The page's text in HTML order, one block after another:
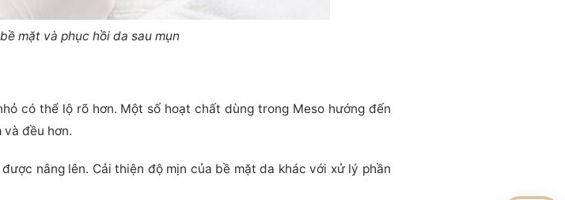
mặt và phục hồi da sau mụn
có thể lộ rõ hơn. Một số hoạt chất dùng trong Meso hướng đến
đều hơn.
nâng lên. Cải thiện độ mịn của bề mặt da khác với xử lý phần